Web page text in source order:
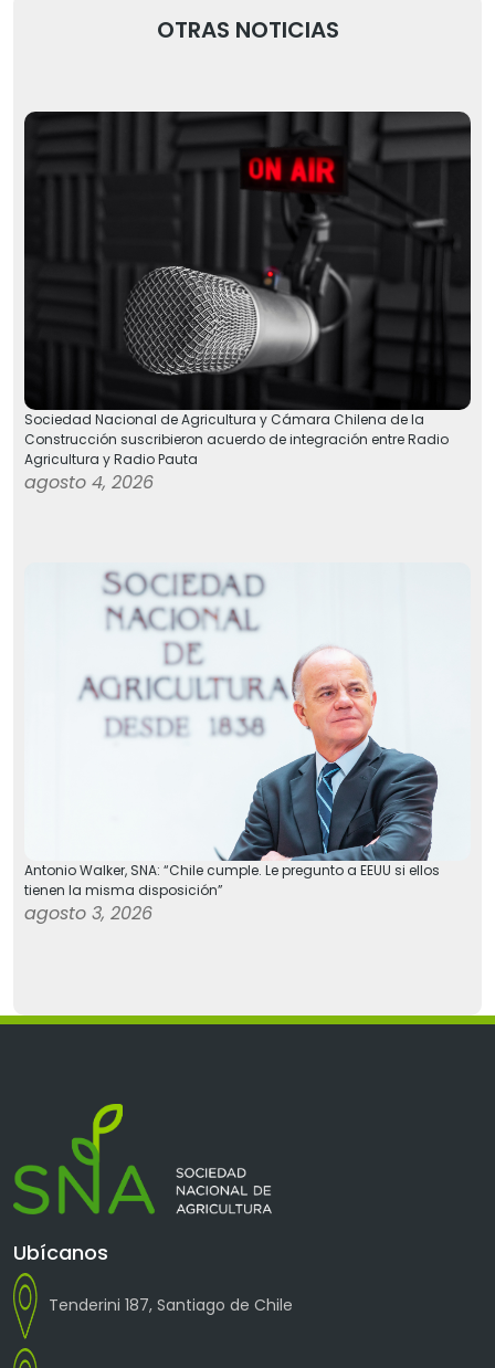
OTRAS NOTICIAS
Sociedad Nacional de Agricultura y Cámara Chilena de la
Construcción suscribieron acuerdo de integración entre Radio
Agricultura y Radio Pauta
agosto 4, 2026
Antonio Walker, SNA: “Chile cumple. Le pregunto a EEUU si ellos
tienen la misma disposición”
agosto 3, 2026
Ubícanos
Tenderini 187, Santiago de Chile